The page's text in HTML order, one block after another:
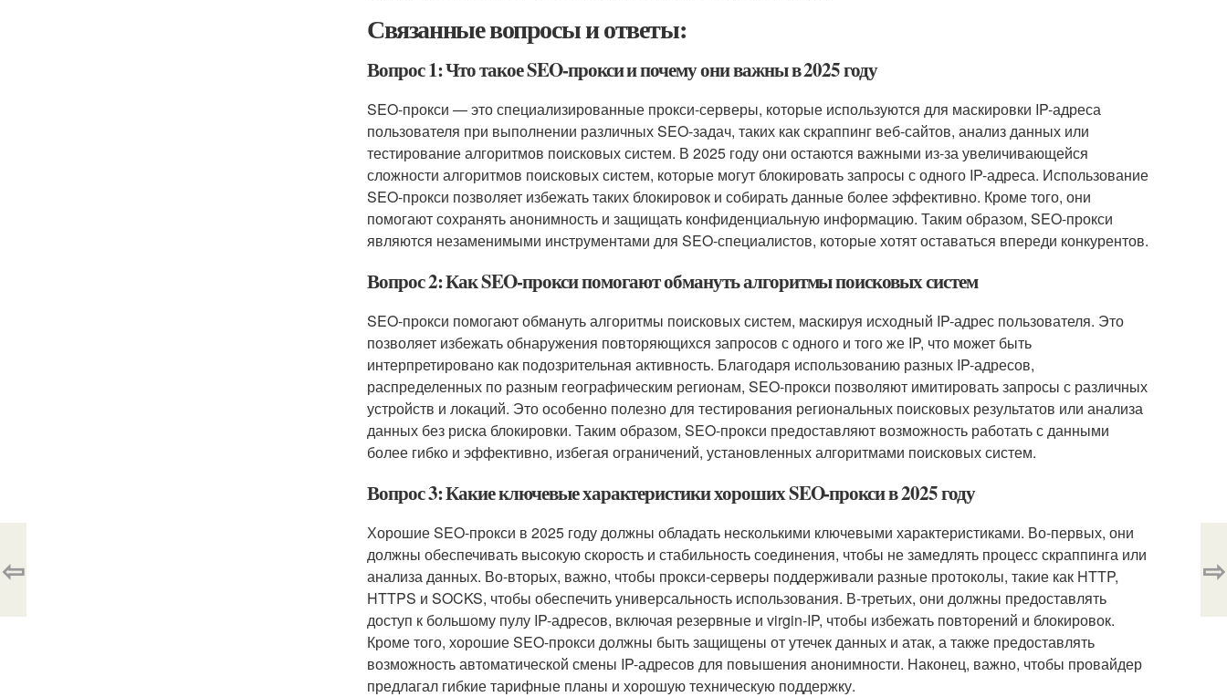
Связанные вопросы и ответы:
Вопрос 1: Что такое SEO-прокси и почему они важны в 2025 году
SEO-прокси — это специализированные прокси-серверы, которые используются для маскировки IP-адреса
пользователя при выполнении различных SEO-задач, таких как скраппинг веб-сайтов, анализ данных или
тестирование алгоритмов поисковых систем. В 2025 году они остаются важными из-за увеличивающейся
сложности алгоритмов поисковых систем, которые могут блокировать запросы с одного IP-адреса. Использование
SEO-прокси позволяет избежать таких блокировок и собирать данные более эффективно. Кроме того, они
помогают сохранять анонимность и защищать конфиденциальную информацию. Таким образом, SEO-прокси
являются незаменимыми инструментами для SEO-специалистов, которые хотят оставаться впереди конкурентов.
Вопрос 2: Как SEO-прокси помогают обмануть алгоритмы поисковых систем
SEO-прокси помогают обмануть алгоритмы поисковых систем, маскируя исходный IP-адрес пользователя. Это
позволяет избежать обнаружения повторяющихся запросов с одного и того же IP, что может быть
интерпретировано как подозрительная активность. Благодаря использованию разных IP-адресов,
распределенных по разным географическим регионам, SEO-прокси позволяют имитировать запросы с различных
устройств и локаций. Это особенно полезно для тестирования региональных поисковых результатов или анализа
данных без риска блокировки. Таким образом, SEO-прокси предоставляют возможность работать с данными
более гибко и эффективно, избегая ограничений, установленных алгоритмами поисковых систем.
Вопрос 3: Какие ключевые характеристики хороших SEO-прокси в 2025 году
Хорошие SEO-прокси в 2025 году должны обладать несколькими ключевыми характеристиками. Во-первых, они
должны обеспечивать высокую скорость и стабильность соединения, чтобы не замедлять процесс скраппинга или
анализа данных. Во-вторых, важно, чтобы прокси-серверы поддерживали разные протоколы, такие как HTTP,
HTTPS и SOCKS, чтобы обеспечить универсальность использования. В-третьих, они должны предоставлять
доступ к большому пулу IP-адресов, включая резервные и virgin-IP, чтобы избежать повторений и блокировок.
Кроме того, хорошие SEO-прокси должны быть защищены от утечек данных и атак, а также предоставлять
возможность автоматической смены IP-адресов для повышения анонимности. Наконец, важно, чтобы провайдер
предлагал гибкие тарифные планы и хорошую техническую поддержку.
⇦ ⇨